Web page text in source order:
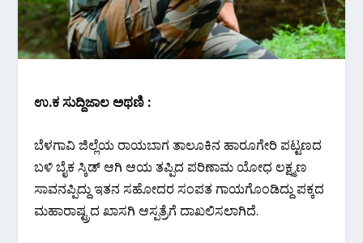
ಉ.ಕ ಸುದ್ದಿಜಾಲ ಅಥಣಿ :
ಬೆಳಗಾವಿ ಜಿಲ್ಲೆಯ ರಾಯಬಾಗ ತಾಲೂಕಿನ ಹಾರೂಗೇರಿ ಪಟ್ಟಣದ
ಬಳಿ ಬೈಕ ಸ್ಕಿಡ್ ಆಗಿ ಆಯ ತಪ್ಪಿದ ಪರಿಣಾಮ ಯೋಧ ಲಕ್ಷ್ಮಣ
ಸಾವನಪ್ಪಿದ್ದು ಇತನ ಸಹೋದರ ಸಂಪತ ಗಾಯಗೊಂಡಿದ್ದು ಪಕ್ಕದ
ಮಹಾರಾಷ್ಟ್ರದ ಖಾಸಗಿ‌ ಆಸ್ಪತ್ರೆಗೆ ದಾಖಲಿಸಲಾಗಿದೆ.